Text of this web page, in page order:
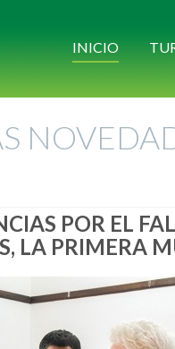
INICIO
POR EL
LA PRIMERA